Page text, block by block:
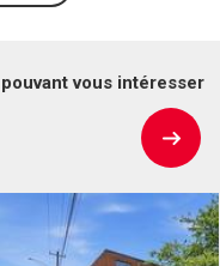
vous intéresser